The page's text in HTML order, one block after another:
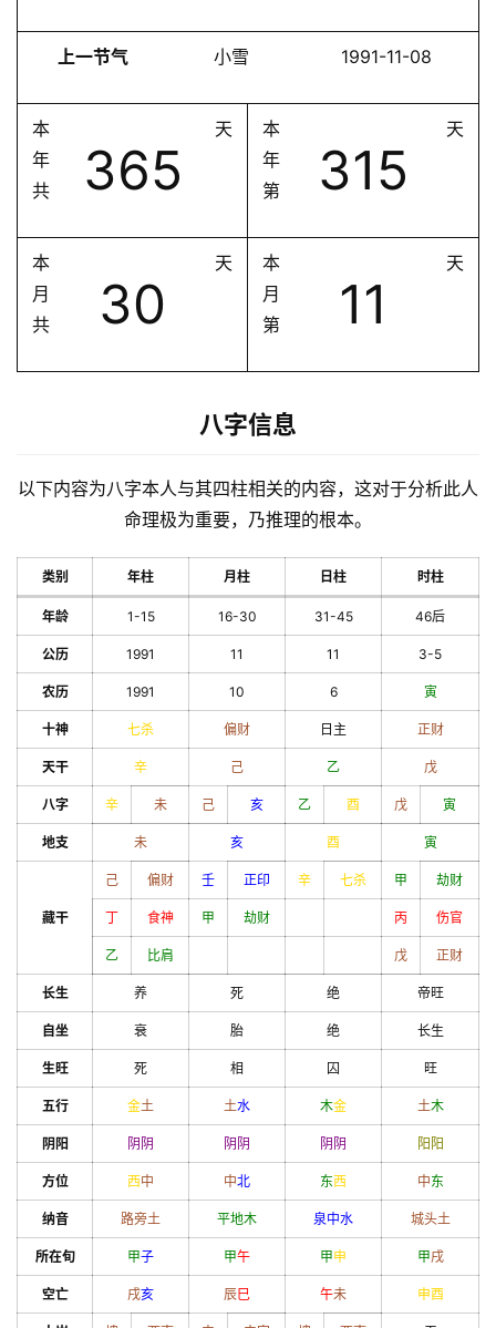
上一节气 小雪 1991-11-08
本
年
共
365
天
本
年
第
315
天
本
月
共
30
天
本
月
第
11
天
八字信息
以下内容为八字本人与其四柱相关的内容，这对于分析此人
命理极为重要，乃推理的根本。
类别 年柱 月柱 日柱 时柱
年龄 1-15 16-30 31-45 46后
公历 1991 11 11 3-5
农历 1991 10 6 寅
十神 七杀 偏财 日主 正财
天干 辛 己 乙 戊
八字 辛 未 己 亥 乙 酉 戊 寅
地支 未 亥 酉 寅
藏干
己 偏财 壬 正印 辛 七杀 甲 劫财
丁 食神 甲 劫财 丙 伤官
乙 比肩 戊 正财
长生 养 死 绝 帝旺
自坐 衰 胎 绝 长生
生旺 死 相 囚 旺
五行 金土 土水 木金 土木
阴阳 阴 阴 阴 阴 阴 阴 阳 阳
方位 西中 中北 东西 中东
纳音 路旁土 平地木 泉中水 城头土
所在旬 甲子 甲午 甲申 甲戌
空亡 戌亥 辰巳 午未 申酉